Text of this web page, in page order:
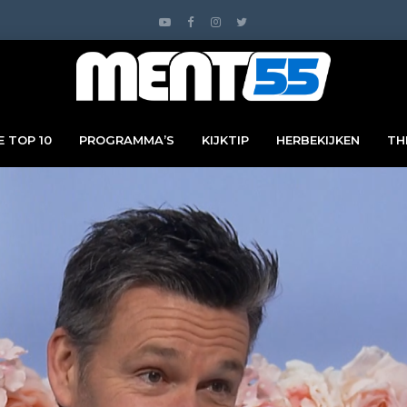
TOP 10 PROGRAMMA’S KIJKTIP HERBEKIJKEN